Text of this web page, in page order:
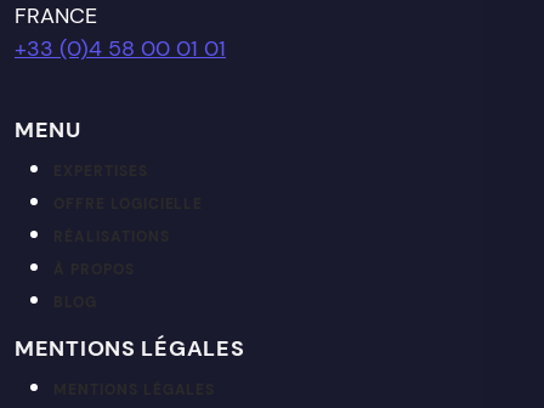
FRANCE
+33 (0)4 58 00 01 01
MENU
MENTIONS LÉGALES